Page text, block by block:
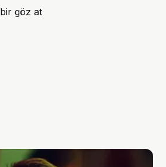
bir göz at